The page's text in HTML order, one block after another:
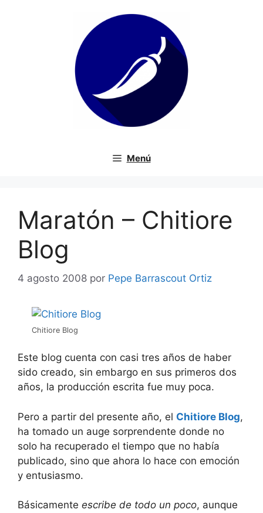
Menú
Maratón – Chitiore
Blog
4 agosto 2008 por Pepe Barrascout Ortiz
Chitiore Blog
Este blog cuenta con casi tres años de haber
sido creado, sin embargo en sus primeros dos
años, la producción escrita fue muy poca.
Pero a partir del presente año, el Chitiore Blog,
ha tomado un auge sorprendente donde no
solo ha recuperado el tiempo que no había
publicado, sino que ahora lo hace con emoción
y entusiasmo.
Básicamente escribe de todo un poco, aunque